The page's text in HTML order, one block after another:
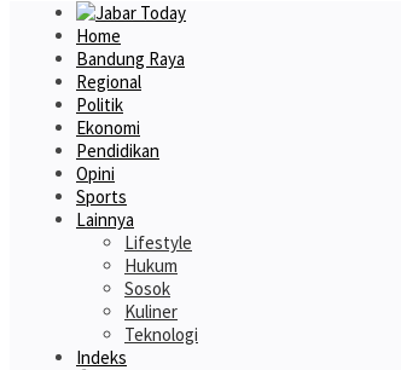
Home
Bandung Raya
Regional
Politik
Ekonomi
Pendidikan
Opini
Sports
Lainnya
Lifestyle
Hukum
Sosok
Kuliner
Teknologi
Indeks